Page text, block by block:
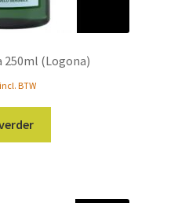
250ml (Logona)
incl. BTW